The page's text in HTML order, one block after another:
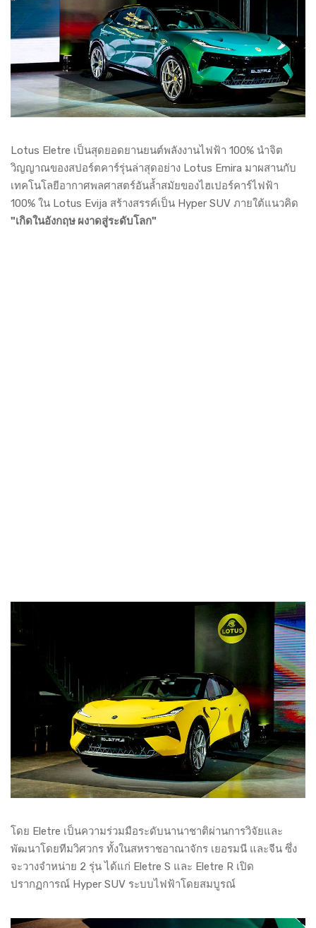
Lotus Eletre เป็นสุดยอดยานยนต์พลังงานไฟฟ้า 100% นำจิต
วิญญาณของสปอร์ตคาร์รุ่นล่าสุดอย่าง Lotus Emira มาผสานกับ
เทคโนโลยีอากาศพลศาสตร์อันล้ำสมัยของไฮเปอร์คาร์ไฟฟ้า
100% ใน Lotus Evija สร้างสรรค์เป็น Hyper SUV ภายใต้แนวคิด
"เกิดในอังกฤษ ผงาดสู่ระดับโลก"
โดย Eletre เป็นความร่วมมือระดับนานาชาติผ่านการวิจัยและ
พัฒนาโดยทีมวิศวกร ทั้งในสหราชอาณาจักร เยอรมนี และจีน ซึ่ง
จะวางจำหน่าย 2 รุ่น ได้แก่ Eletre S และ Eletre R เปิด
ปรากฏการณ์ Hyper SUV ระบบไฟฟ้าโดยสมบูรณ์